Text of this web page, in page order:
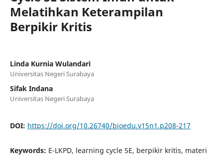
Melatihkan Keterampilan
Berpikir Kritis
Linda Kurnia Wulandari
Universitas Negeri Surabaya
Sifak Indana
Universitas Negeri Surabaya
DOI: https://doi.org/10.26740/bioedu.v15n1.p208-217
Keywords: E-LKPD, learning cycle 5E, berpikir kritis, materi